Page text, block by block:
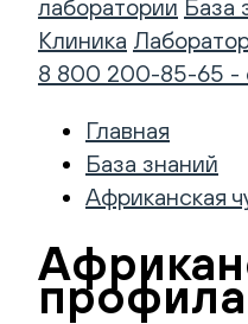
лаборатории База
Клиника
8 800 200-85-65 -
Главная
База знаний
Африканская